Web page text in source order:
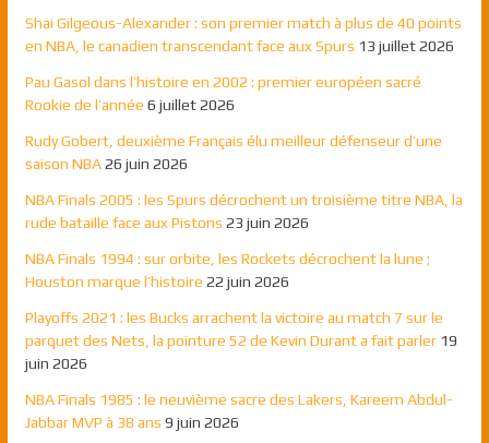
Shai Gilgeous-Alexander : son premier match à plus de 40 points
en NBA, le canadien transcendant face aux Spurs 13 juillet 2026
Pau Gasol dans l’histoire en 2002 : premier européen sacré
Rookie de l’année 6 juillet 2026
Rudy Gobert, deuxième Français élu meilleur défenseur d’une
saison NBA 26 juin 2026
NBA Finals 2005 : les Spurs décrochent un troisième titre NBA, la
rude bataille face aux Pistons 23 juin 2026
NBA Finals 1994 : sur orbite, les Rockets décrochent la lune ;
Houston marque l’histoire 22 juin 2026
Playoffs 2021 : les Bucks arrachent la victoire au match 7 sur le
parquet des Nets, la pointure 52 de Kevin Durant a fait parler 19
juin 2026
NBA Finals 1985 : le neuvième sacre des Lakers, Kareem Abdul-
Jabbar MVP à 38 ans 9 juin 2026